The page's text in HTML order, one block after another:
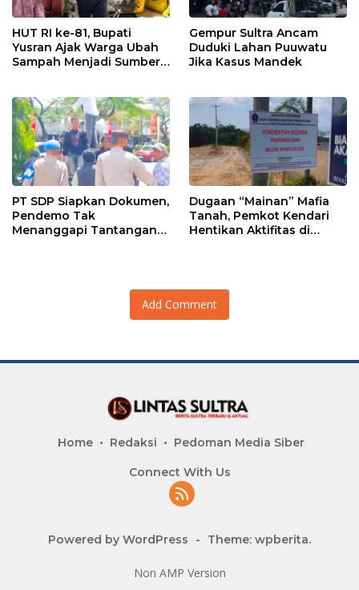
HUT RI ke-81, Bupati
Yusran Ajak Warga Ubah
Sampah Menjadi Sumber
Gempur Sultra Ancam
Duduki Lahan Puuwatu
Jika Kasus Mandek
PT SDP Siapkan Dokumen,
Pendemo Tak
Menanggapi Tantangan
Dugaan “Mainan” Mafia
Tanah, Pemkot Kendari
Hentikan Aktifitas di
Add Comment
Home Redaksi Pedoman Media Siber
Connect With Us
Powered by WordPress - Theme: wpberita.
Non AMP Version